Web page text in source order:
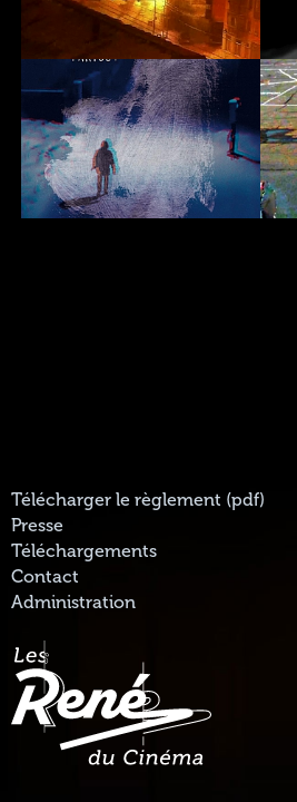
Télécharger le règlement (pdf)
Presse
Téléchargements
Contact
Administration